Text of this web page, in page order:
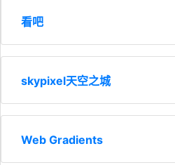
看吧
skypixel天空之城
Web Gradients